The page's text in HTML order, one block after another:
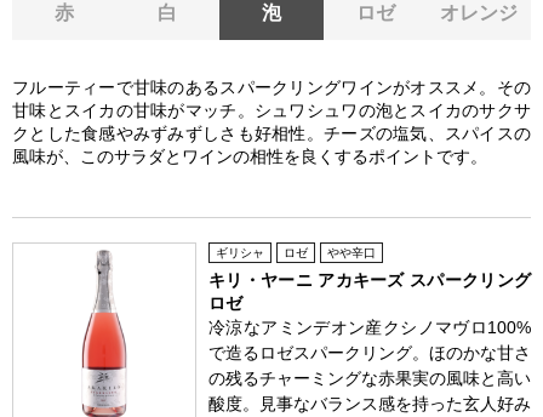
赤 白 泡 ロゼ オレンジ
フルーティーで甘味のあるスパークリングワインがオススメ。その
甘味とスイカの甘味がマッチ。シュワシュワの泡とスイカのサクサ
クとした食感やみずみずしさも好相性。チーズの塩気、スパイスの
風味が、このサラダとワインの相性を良くするポイントです。
ギリシャ ロゼ やや辛口
キリ・ヤーニ アカキーズ スパークリング
ロゼ
冷涼なアミンデオン産クシノマヴロ100%
で造るロゼスパークリング。ほのかな甘さ
の残るチャーミングな赤果実の風味と高い
酸度。見事なバランス感を持った玄人好み